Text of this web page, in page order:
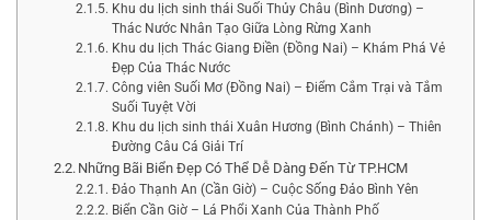
Khu du lịch sinh thái Suối Thủy Châu (Bình Dương) –
Thác Nước Nhân Tạo Giữa Lòng Rừng Xanh
Khu du lịch Thác Giang Điền (Đồng Nai) – Khám Phá Vẻ
Đẹp Của Thác Nước
Công viên Suối Mơ (Đồng Nai) – Điểm Cắm Trại và Tắm
Suối Tuyệt Vời
Khu du lịch sinh thái Xuân Hương (Bình Chánh) – Thiên
Đường Câu Cá Giải Trí
Những Bãi Biển Đẹp Có Thể Dễ Dàng Đến Từ TP.HCM
Đảo Thạnh An (Cần Giờ) – Cuộc Sống Đảo Bình Yên
Biển Cần Giờ – Lá Phổi Xanh Của Thành Phố